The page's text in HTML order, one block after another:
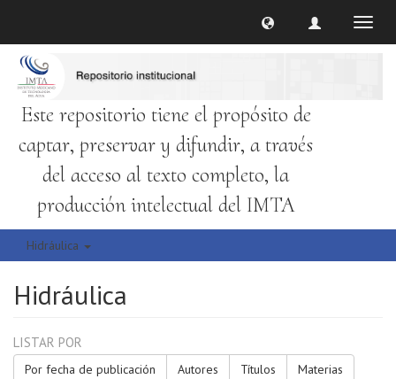
Este repositorio tiene el propósito de
captar, preservar y difundir, a través
del acceso al texto completo, la
producción intelectual del IMTA
Hidráulica
Hidráulica
LISTAR POR
Por fecha de publicación Autores Títulos Materias